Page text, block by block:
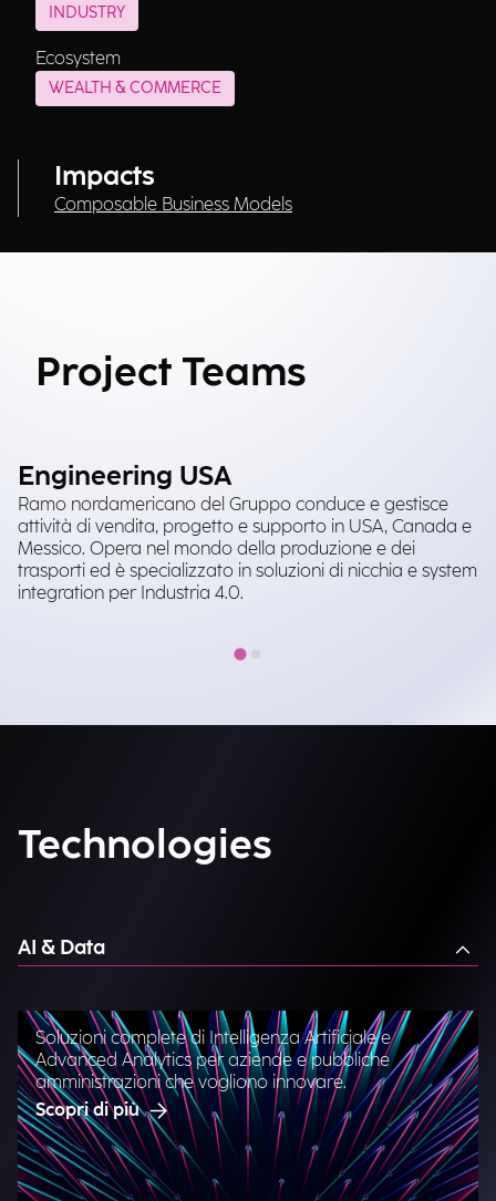
INDUSTRY
Ecosystem
WEALTH & COMMERCE
Impacts
Composable Business Models
Project Teams
Engineering USA
Ramo nordamericano del Gruppo conduce e gestisce
attività di vendita, progetto e supporto in USA, Canada e
Messico. Opera nel mondo della produzione e dei
trasporti ed è specializzato in soluzioni di nicchia e system
integration per Industria 4.0.
Technologies
AI & Data
Soluzioni complete di Intelligenza Artificiale e
Advanced Analytics per aziende e pubbliche
amministrazioni che vogliono innovare.
Scopri di più